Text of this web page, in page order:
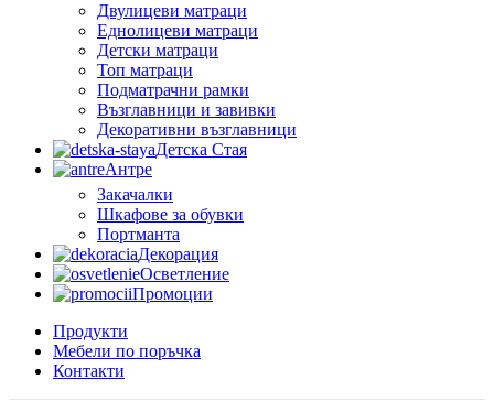
Двулицеви матраци
Еднолицеви матраци
Детски матраци
Топ матраци
Подматрачни рамки
Възглавници и завивки
Декоративни възглавници
Детска Стая
Антре
Закачалки
Шкафове за обувки
Портманта
Декорация
Осветление
Промоции
Продукти
Мебели по поръчка
Контакти